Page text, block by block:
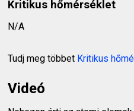
Kritikus hőmérséklet
N/A
Tudj meg többet Kritikus
Videó